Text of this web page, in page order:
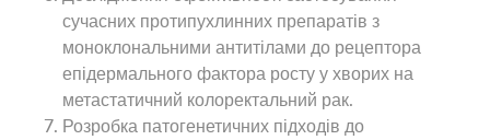
сучасних протипухлинних препаратів з
моноклональними антитілами до рецептора
епідермального фактора росту у хворих на
метастатичний колоректальний рак.
Розробка патогенетичних підходів до